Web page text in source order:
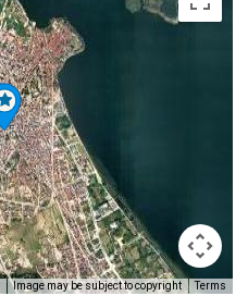
Image may be subject to copyright Terms